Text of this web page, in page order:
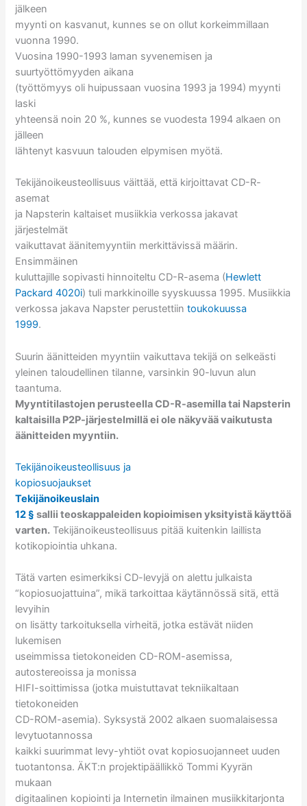
jälkeen
myynti on kasvanut, kunnes se on ollut korkeimmillaan
vuonna 1990.
Vuosina 1990-1993 laman syvenemisen ja
suurtyöttömyyden aikana
(työttömyys oli huipussaan vuosina 1993 ja 1994) myynti
laski
yhteensä noin 20 %, kunnes se vuodesta 1994 alkaen on
jälleen
lähtenyt kasvuun talouden elpymisen myötä.
Tekijänoikeusteollisuus väittää, että kirjoittavat CD-R-
asemat
ja Napsterin kaltaiset musiikkia verkossa jakavat
järjestelmät
vaikuttavat äänitemyyntiin merkittävissä määrin.
Ensimmäinen
kuluttajille sopivasti hinnoiteltu CD-R-asema (Hewlett
Packard 4020i) tuli markkinoille syyskuussa 1995. Musiikkia
verkossa jakava Napster perustettiintoukokuussa
1999.
Suurin äänitteiden myyntiin vaikuttava tekijä on selkeästi
yleinen taloudellinen tilanne, varsinkin 90-luvun alun
taantuma.
Myyntitilastojen perusteella CD-R-asemilla tai Napsterin
kaltaisilla P2P-järjestelmillä ei ole näkyvää vaikutusta
äänitteiden myyntiin.
Tekijänoikeusteollisuus ja
kopiosuojaukset
Tekijänoikeuslain
12 § sallii teoskappaleiden kopioimisen yksityistä käyttöä
varten. Tekijänoikeusteollisuus pitää kuitenkin laillista
kotikopiointia uhkana.
Tätä varten esimerkiksi CD-levyjä on alettu julkaista
“kopiosuojattuina”, mikä tarkoittaa käytännössä sitä, että
levyihin
on lisätty tarkoituksella virheitä, jotka estävät niiden
lukemisen
useimmissa tietokoneiden CD-ROM-asemissa,
autostereoissa ja monissa
HIFI-soittimissa (jotka muistuttavat tekniikaltaan
tietokoneiden
CD-ROM-asemia). Syksystä 2002 alkaen suomalaisessa
levytuotannossa
kaikki suurimmat levy-yhtiöt ovat kopiosuojanneet uuden
tuotantonsa. ÄKT:n projektipäällikkö Tommi Kyyrän
mukaan
digitaalinen kopiointi ja Internetin ilmainen musiikkitarjonta